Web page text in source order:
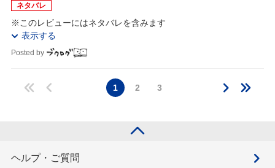
ネタバレ
※このレビューにはネタバレを含みます
表示する
Posted by
1 2 3
ヘルプ・ご質問